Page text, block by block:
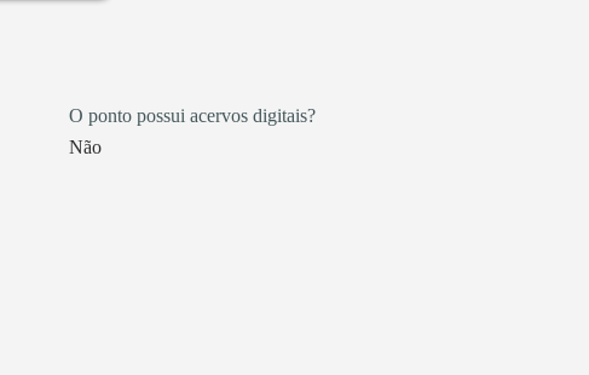
O ponto possui acervos digitais?
Não